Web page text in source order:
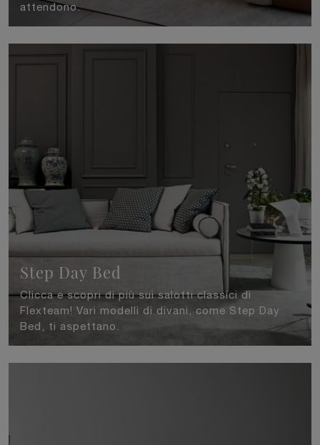
attendono.
Step Day Bed
Clicca e scopri di più sui salotti classici di
Flexteam! Vari modelli di divani, come Step Day
Bed, ti aspettano.